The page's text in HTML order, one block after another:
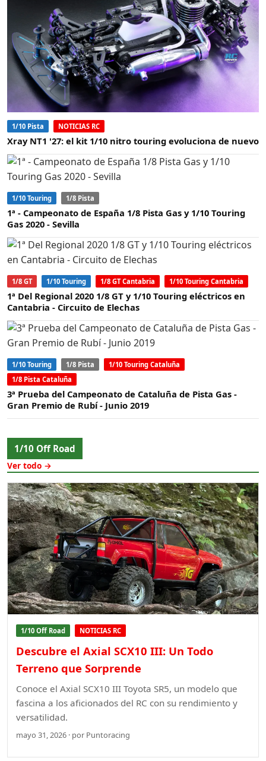
1/10 Pista NOTICIAS RC
Xray NT1 '27: el kit 1/10 nitro touring evoluciona de nuevo
1/10 Touring 1/8 Pista
1ª - Campeonato de España 1/8 Pista Gas y 1/10 Touring
Gas 2020 - Sevilla
1/8 GT 1/10 Touring 1/8 GT Cantabria 1/10 Touring Cantabria
1ª Del Regional 2020 1/8 GT y 1/10 Touring eléctricos en
Cantabria - Circuito de Elechas
1/10 Touring 1/8 Pista
1/10 Touring Cataluña
1/8 Pista Cataluña
3ª Prueba del Campeonato de Cataluña de Pista Gas -
Gran Premio de Rubí - Junio 2019
1/10 Off Road
Ver todo →
1/10 Off Road NOTICIAS RC
Descubre el Axial SCX10 III: Un Todo
Terreno que Sorprende
Conoce el Axial SCX10 III Toyota SR5, un modelo que
fascina a los aficionados del RC con su rendimiento y
versatilidad.
mayo 31, 2026 · por Puntoracing